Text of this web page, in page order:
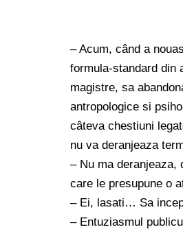
– Acum, când a
formula-standard din
magistre, sa
antropologice si
câteva chestiuni
nu va deranjeaza
– Nu ma deranjeaza,
care le presupune o
– Ei, lasati… Sa
– Entuziasmul